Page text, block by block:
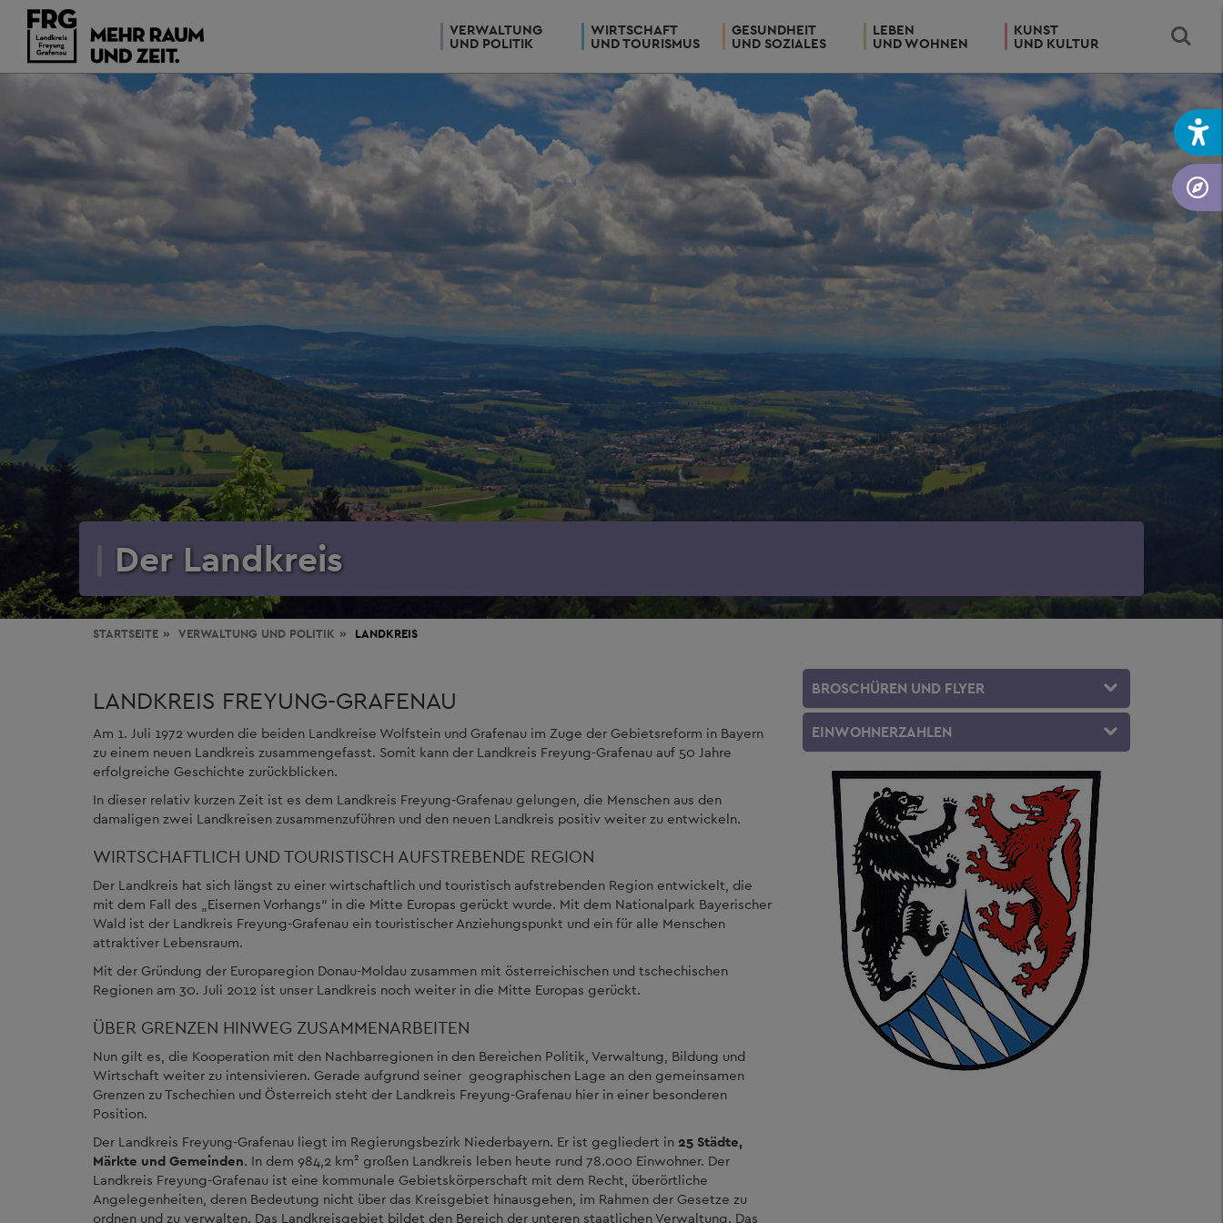
VERWALTUNG
UND POLITIK
WIRTSCHAFT
UND TOURISMUS
GESUNDHEIT
UND SOZIALES
LEBEN
UND WOHNEN
KUNST
UND KULTUR
Der Landkreis
STARTSEITE VERWALTUNG UND POLITIK LANDKREIS
LANDKREIS FREYUNG-GRAFENAU
Am 1. Juli 1972 wurden die beiden Landkreise Wolfstein und Grafenau im Zuge der Gebietsreform in Bayern
zu einem neuen Landkreis zusammengefasst. Somit kann der Landkreis Freyung-Grafenau auf 50 Jahre
erfolgreiche Geschichte zurückblicken.
In dieser relativ kurzen Zeit ist es dem Landkreis Freyung-Grafenau gelungen, die Menschen aus den
damaligen zwei Landkreisen zusammenzuführen und den neuen Landkreis positiv weiter zu entwickeln.
WIRTSCHAFTLICH UND TOURISTISCH AUFSTREBENDE REGION
Der Landkreis hat sich längst zu einer wirtschaftlich und touristisch aufstrebenden Region entwickelt, die
mit dem Fall des „Eisernen Vorhangs“ in die Mitte Europas gerückt wurde. Mit dem Nationalpark Bayerischer
Wald ist der Landkreis Freyung-Grafenau ein touristischer Anziehungspunkt und ein für alle Menschen
attraktiver Lebensraum.
Mit der Gründung der Europaregion Donau-Moldau zusammen mit österreichischen und tschechischen
Regionen am 30. Juli 2012 ist unser Landkreis noch weiter in die Mitte Europas gerückt.
ÜBER GRENZEN HINWEG ZUSAMMENARBEITEN
Nun gilt es, die Kooperation mit den Nachbarregionen in den Bereichen Politik, Verwaltung, Bildung und
Wirtschaft weiter zu intensivieren. Gerade aufgrund seiner geographischen Lage an den gemeinsamen
Grenzen zu Tschechien und Österreich steht der Landkreis Freyung-Grafenau hier in einer besonderen
Position.
Der Landkreis Freyung-Grafenau liegt im Regierungsbezirk Niederbayern. Er ist gegliedert in 25 Städte,
Märkte und Gemeinden. In dem 984,2 km² großen Landkreis leben heute rund 78.000 Einwohner. Der
Landkreis Freyung-Grafenau ist eine kommunale Gebietskörperschaft mit dem Recht, überörtliche
Angelegenheiten, deren Bedeutung nicht über das Kreisgebiet hinausgehen, im Rahmen der Gesetze zu
ordnen und zu verwalten. Das Landkreisgebiet bildet den Bereich der unteren staatlichen Verwaltung. Das
BROSCHÜREN UND FLYER
EINWOHNERZAHLEN